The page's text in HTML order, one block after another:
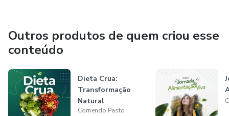
Outros produtos de quem criou esse
conteúdo
Dieta Crua:
Transformação
Natural
Comendo Pasto